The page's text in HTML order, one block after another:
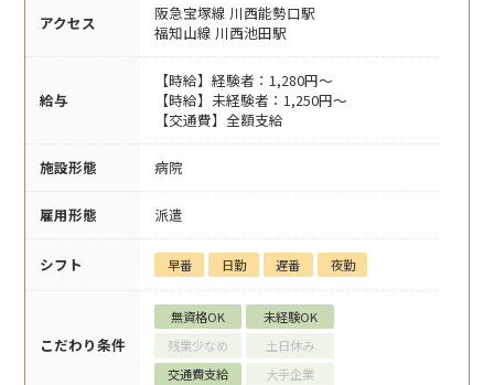
アクセス
阪急宝塚線 川西能勢口駅
福知山線 川西池田駅
給与
【時給】経験者：1,280円～
【時給】未経験者：1,250円～
【交通費】全額支給
施設形態 病院
雇用形態 派遣
シフト 早番 日勤 遅番 夜勤
こだわり条件
無資格OK
未経験OK
残業少なめ
土日休み
交通費支給
大手企業